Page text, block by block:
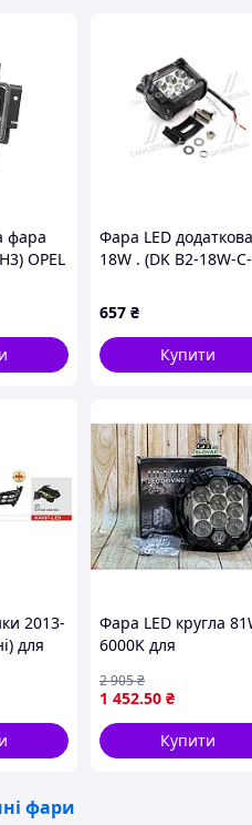
фара
OPEL
19-
Фара LED додаткова
18W . (DK B2-18W-C-
657 ₴
Купити
2013-
для
Фара LED кругла
6000K для
спецтехніки,
потужний комбо
з високим світловим
потоком
1 452.50 ₴
2 905₴
Купити
фари